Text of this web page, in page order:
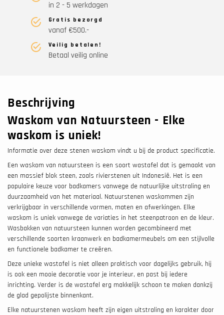
in 2 - 5 werkdagen
Gratis bezorgd
vanaf €500.-
Veilig betalen!
Betaal veilig online
Beschrijving
Waskom van Natuursteen - Elke
waskom is uniek!
Informatie over deze stenen waskom vindt u bij de product specificatie.
Een waskom van natuursteen is een soort wastafel dat is gemaakt van
een massief blok steen, zoals rivierstenen uit Indonesië. Het is een
populaire keuze voor badkamers vanwege de natuurlijke uitstraling en
duurzaamheid van het materiaal. Natuurstenen waskommen zijn
verkrijgbaar in verschillende vormen, maten en afwerkingen. Elke
waskom is uniek vanwege de variaties in het steenpatroon en de kleur.
Wasbakken van natuursteen kunnen worden gecombineerd met
verschillende soorten kraanwerk en badkamermeubels om een stijlvolle
en functionele badkamer te creëren.
Deze unieke wastafel is niet alleen praktisch voor dagelijks gebruik, hij
is ook een mooie decoratie voor je interieur, en past bij iedere
inrichting. Verder is de wastafel erg makkelijk schoon te maken dankzij
de glad gepolijste binnenkant.
Elke natuurstenen waskom heeft zijn eigen uitstraling en karakter door